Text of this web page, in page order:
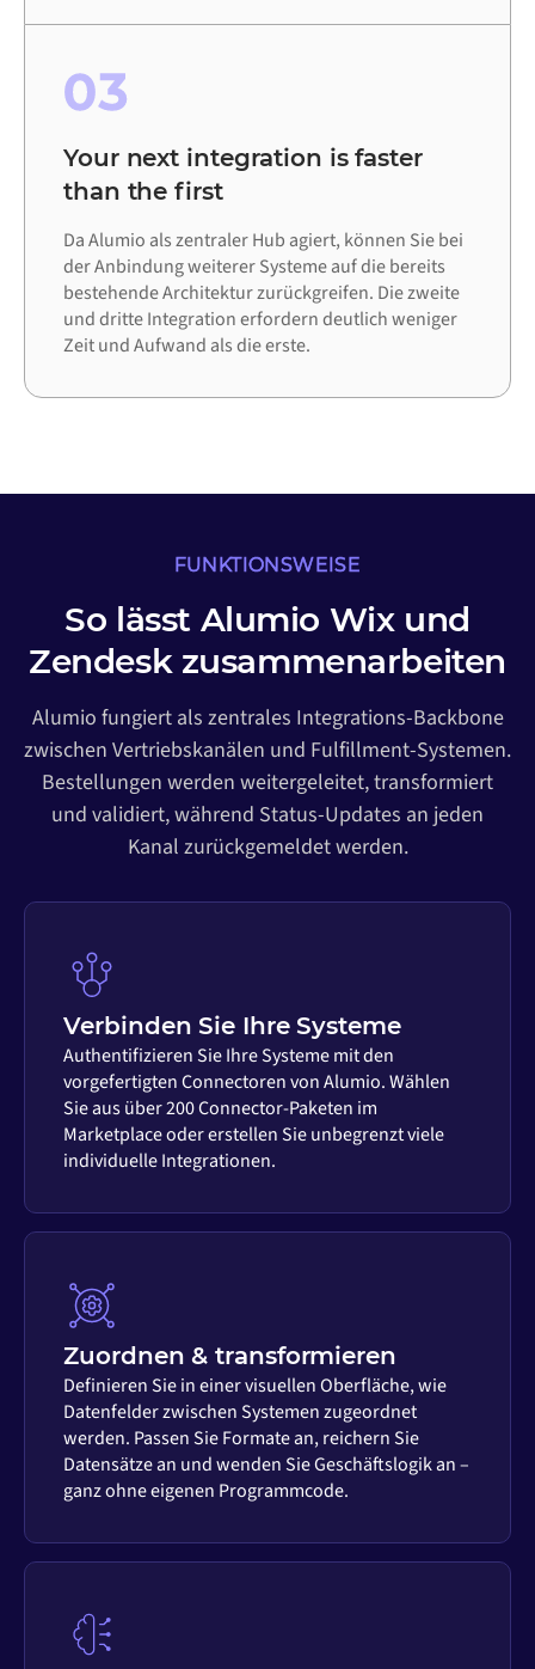
03
Your next integration is faster
than the first
Da Alumio als zentraler Hub agiert, können Sie bei
der Anbindung weiterer Systeme auf die bereits
bestehende Architektur zurückgreifen. Die zweite
und dritte Integration erfordern deutlich weniger
Zeit und Aufwand als die erste.
FUNKTIONSWEISE
So lässt Alumio Wix und
Zendesk zusammenarbeiten
Alumio fungiert als zentrales Integrations-Backbone
zwischen Vertriebskanälen und Fulfillment-Systemen.
Bestellungen werden weitergeleitet, transformiert
und validiert, während Status-Updates an jeden
Kanal zurückgemeldet werden.
Verbinden Sie Ihre Systeme
Authentifizieren Sie Ihre Systeme mit den
vorgefertigten Connectoren von Alumio. Wählen
Sie aus über 200 Connector-Paketen im
Marketplace oder erstellen Sie unbegrenzt viele
individuelle Integrationen.
Zuordnen & transformieren
Definieren Sie in einer visuellen Oberfläche, wie
Datenfelder zwischen Systemen zugeordnet
werden. Passen Sie Formate an, reichern Sie
Datensätze an und wenden Sie Geschäftslogik an –
ganz ohne eigenen Programmcode.